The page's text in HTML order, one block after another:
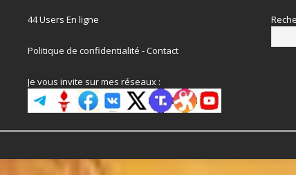
44 Users En ligne
Politique de confidentialité -Contact
Je vous invite sur mes réseaux :